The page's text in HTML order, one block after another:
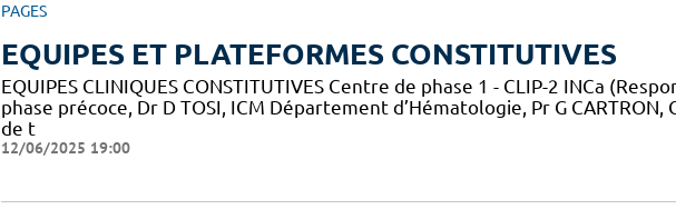
PAGES
EQUIPES ET PLATEFORMES CONSTITUTIVES
EQUIPES CLINIQUES CONSTITUTIVES Centre de phase 1 - CLIP-2 INCa
phase précoce, Dr D TOSI, ICM Département d’Hématologie, Pr G
de t
12/06/2025 19:00